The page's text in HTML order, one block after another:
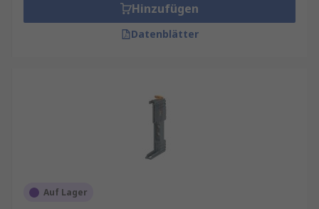
Hinzufügen
Datenblätter
Auf Lager